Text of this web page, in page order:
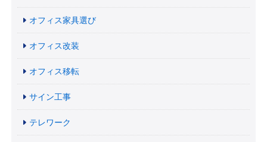
オフィス家具選び
オフィス改装
オフィス移転
サイン工事
テレワーク